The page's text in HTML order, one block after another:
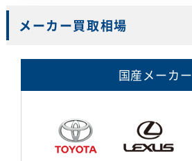
メーカー買取相場
国産メーカー